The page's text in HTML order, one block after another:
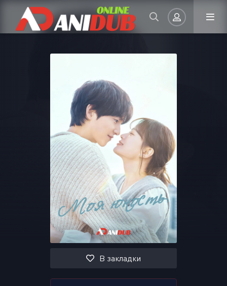
Запомнить
ВОЙТИ НА САЙТ
Регистрация Восстановить пароль
Или войти через
В закладки